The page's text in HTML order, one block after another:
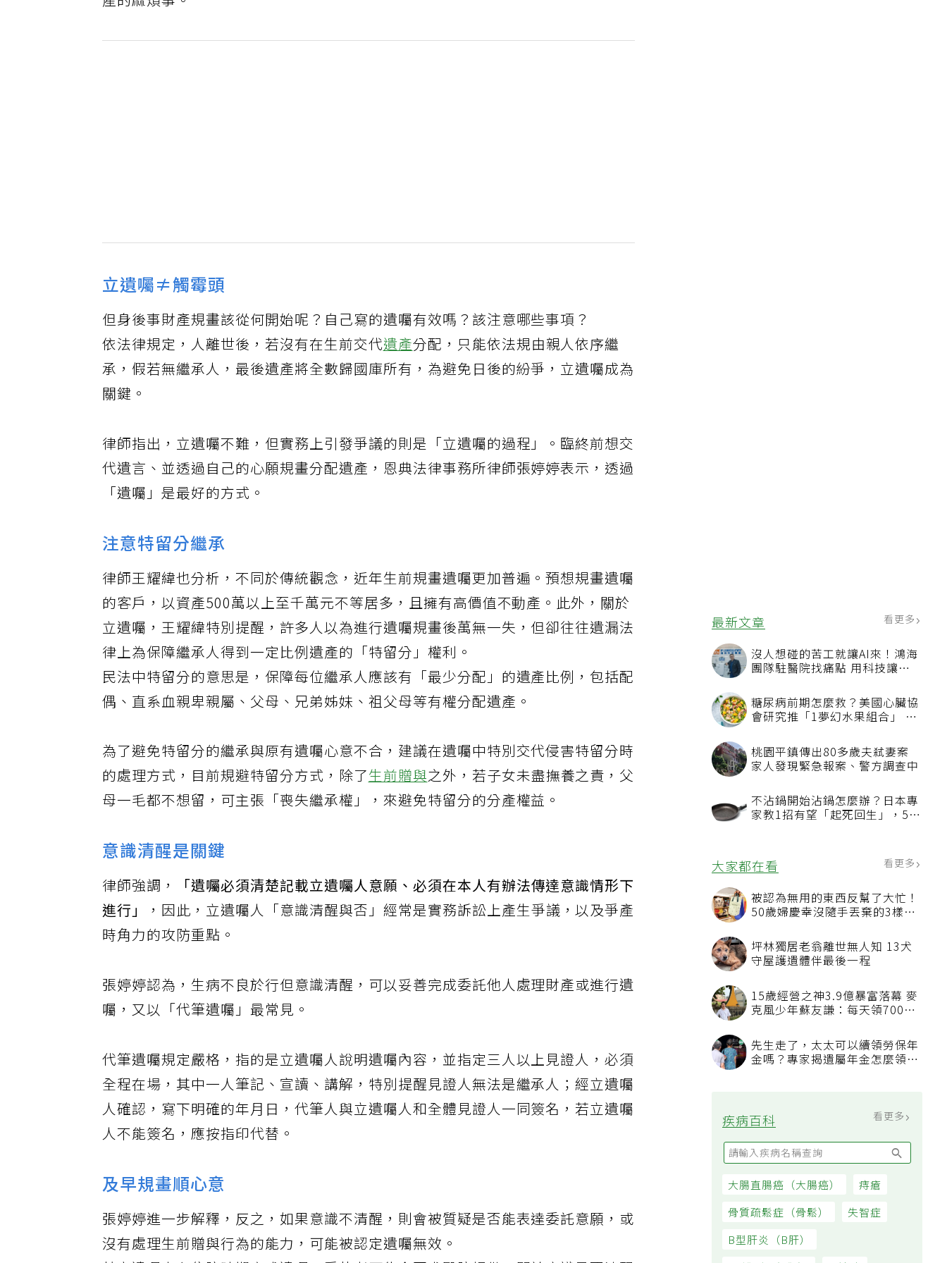
最新文章 看更多
沒人想碰的苦工就讓AI來！鴻海
團隊駐醫院找痛點 用科技讓醫
糖尿病前期怎麼救？美國心臟協
會研究推「1夢幻水果組合」 酪
桃園平鎮傳出80多歲夫弒妻案
家人發現緊急報案、警方調查中
不沾鍋開始沾鍋怎麼辦？日本專
家教1招有望「起死回生」，5情
大家都在看
被認為無用的東西反幫了大忙！
50歲婦慶幸沒隨手丟棄的3樣物
品
坪林獨居老翁離世無人知 13犬
15歲經營之神3.9億暴富落幕 麥
過日子
先生走了，太太可以續領勞保年
疾病百科
產的麻煩事。
立遺囑≠觸霉頭
但身後事財產規畫該從何開始呢？自己寫的遺囑有效嗎？該注意哪些事項？
依法律規定，人離世後，若沒有在生前交代遺產分配，只能依法規由親人依序繼
承，假若無繼承人，最後遺產將全數歸國庫所有，為避免日後的紛爭，立遺囑成為
關鍵。
律師指出，立遺囑不難，但實務上引發爭議的則是「立遺囑的過程」。臨終前想交
代遺言、並透過自己的心願規畫分配遺產，恩典法律事務所律師張婷婷表示，透過
「遺囑」是最好的方式。
注意特留分繼承
律師王耀緯也分析，不同於傳統觀念，近年生前規畫遺囑更加普遍。預想規畫遺囑
的客戶，以資產500萬以上至千萬元不等居多，且擁有高價值不動產。此外，關於
立遺囑，王耀緯特別提醒，許多人以為進行遺囑規畫後萬無一失，但卻往往遺漏法
律上為保障繼承人得到一定比例遺產的「特留分」權利。
民法中特留分的意思是，保障每位繼承人應該有「最少分配」的遺產比例，包括配
偶、直系血親卑親屬、父母、兄弟姊妹、祖父母等有權分配遺產。
為了避免特留分的繼承與原有遺囑心意不合，建議在遺囑中特別交代侵害特留分時
的處理方式，目前規避特留分方式，除了生前贈與之外，若子女未盡撫養之責，父
母一毛都不想留，可主張「喪失繼承權」，來避免特留分的分產權益。
意識清醒是關鍵
律師強調，
「遺囑必須清楚記載立遺囑人意願、必須在本人有辦法傳達意識情形下
進行」
，因此，立遺囑人「意識清醒與否」經常是實務訴訟上產生爭議，以及爭產
時角力的攻防重點。
張婷婷認為，生病不良於行但意識清醒，可以妥善完成委託他人處理財產或進行遺
囑，又以「代筆遺囑」最常見。
代筆遺囑規定嚴格，指的是立遺囑人說明遺囑內容，並指定三人以上見證人，必須
全程在場，其中一人筆記、宣讀、講解，特別提醒見證人無法是繼承人；經立遺囑
人確認，寫下明確的年月日，代筆人與立遺囑人和全體見證人一同簽名，若立遺囑
人不能簽名，應按指印代替。
及早規畫順心意
張婷婷進一步解釋，反之，如果意識不清醒，則會被質疑是否能表達委託意願，或
沒有處理生前贈與行為的能力，可能被認定遺囑無效。